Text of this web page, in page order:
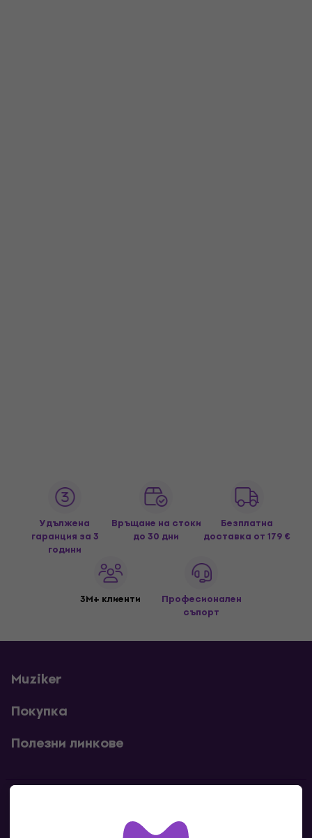
Удължена
гаранция за 3
години
Връщане на стоки
до 30 дни
Безплатна
доставка от 179 €
3M+ клиенти
Професионален
съпорт
Muziker
Покупка
Полезни линкове